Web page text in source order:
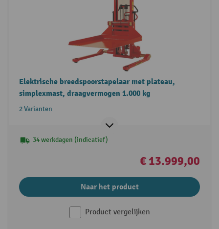
Elektrische breedspoorstapelaar met plateau,
simplexmast, draagvermogen 1.000 kg
2 Varianten
34 werkdagen (indicatief)
€ 13.999,00
Naar het product
Product vergelijken